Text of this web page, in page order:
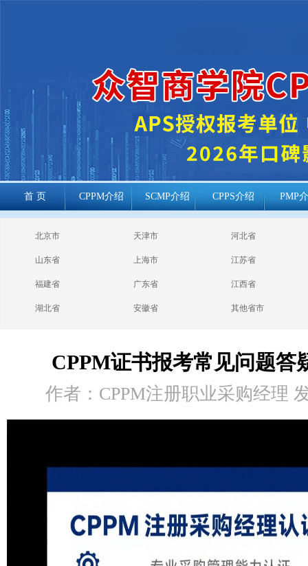
首 页 CPPM介绍 SCMP介绍 CPPS介绍 PMP
cppm报考常见
问题
北京市 天津市 河北省
山东省 上海市 江苏省
福建省 广东省 江西省
湖北省 安徽省 其他省市
CPPM证书报考常见问题答
作者：CPPM注册职业采购经理